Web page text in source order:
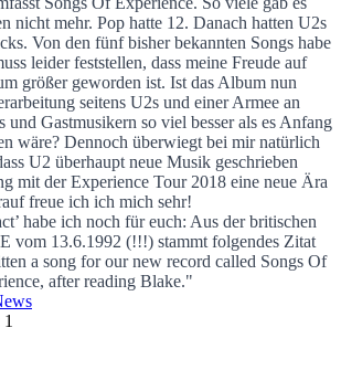
nicht mehr. Pop hatte 12. Danach hatten U2s
Von den fünf bisher bekannten Songs habe
leider feststellen, dass meine Freude auf
größer geworden ist. Ist das Album nun
seitens U2s und einer Armee an
und Gastmusikern so viel besser als es Anfang
wäre? Dennoch überwiegt bei mir natürlich
U2 überhaupt neue Musik geschrieben
mit der Experience Tour 2018 eine neue Ära
freue ich ich mich sehr!
habe ich noch für euch: Aus der britischen
vom 13.6.1992 (!!!) stammt folgendes Zitat
a song for our new record called Songs Of
after reading Blake."